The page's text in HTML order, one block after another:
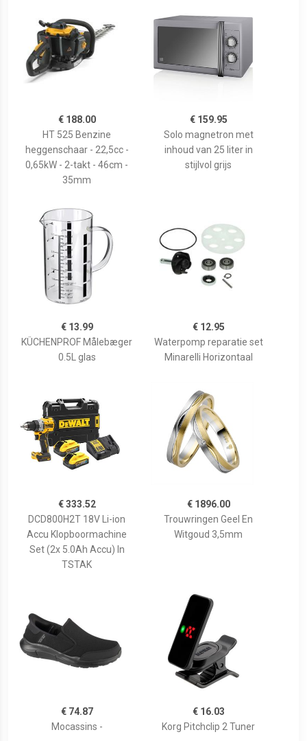
€ 188.00
HT 525 Benzine
heggenschaar - 22,5cc -
0,65kW - 2-takt - 46cm -
35mm
€ 159.95
Solo magnetron met
inhoud van 25 liter in
stijlvol grijs
€ 13.99
KÜCHENPROF Målebæger
0.5L glas
€ 12.95
Waterpomp reparatie set
Minarelli Horizontaal
€ 333.52
DCD800H2T 18V Li-ion
Accu Klopboormachine
Set (2x 5.0Ah Accu) In
TSTAK
€ 1896.00
Trouwringen Geel En
Witgoud 3,5mm
€ 74.87
Mocassins -
€ 16.03
Korg Pitchclip 2 Tuner